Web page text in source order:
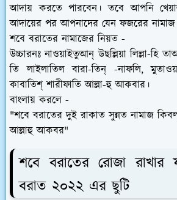
আদায় করতে পারবেন। তবে আপনি
আদায়ের পর আপনাদের যেন ফজরের নামাজ
শবে বরাতের নামাজের নিয়ত -
উচ্চারনঃ নাওয়াইতুআন্ উছল্লিয়া লিল্লা-হি
তি লাইলাতিল বারা-তিন্ -নাফলি,
কাবাতিশ্ শারীফাতি আল্লা-হু আকবার।
বাংলায় করলে -
"শবে বরাতের দুই রাকাত সুন্নত নামাজ
আল্লাহু আকবর"
শবে বরাতের রোজা
বরাত ২০২২ এর ছুটি